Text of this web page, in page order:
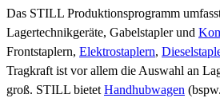
Das STILL Produktionsprogramm
Lagertechnikgeräte, Gabelstapler und
Frontstaplern, Elektrostaplern,
Tragkraft ist vor allem die Auswahl an
groß. STILL bietet Handhubwagen